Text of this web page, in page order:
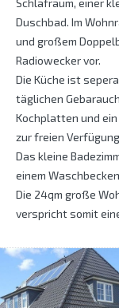
Schlafraum, einer
Duschbad. Im
und großem
Radiowecker vor.
Die Küche ist
täglichen
Kochplatten und
zur freien
Das kleine
einem
Die 24qm große
verspricht somit